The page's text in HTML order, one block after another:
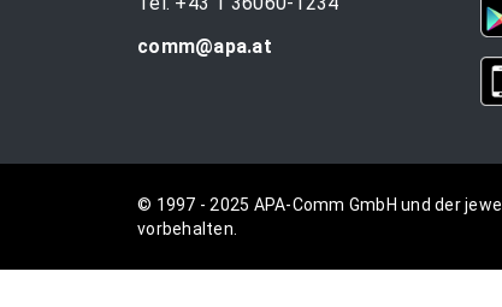
comm@apa.at
© 1997 - 2025 APA-Comm GmbH und der
vorbehalten.